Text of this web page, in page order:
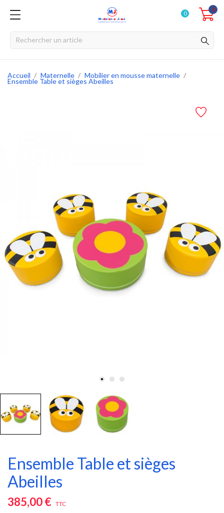
0
0
Accueil Maternelle Mobilier en mousse maternelle
Ensemble Table et sièges Abeilles
Ensemble Table et sièges
Abeilles
385,00 € TTC